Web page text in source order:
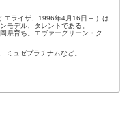
エライザ、1996年4月16日 – ）は
モデル、タレントである。
県育ち。エヴァーグリーン・クリ
ミュゼプラチナムなど。